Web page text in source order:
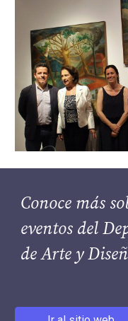
Conoce más
eventos del
de Arte y